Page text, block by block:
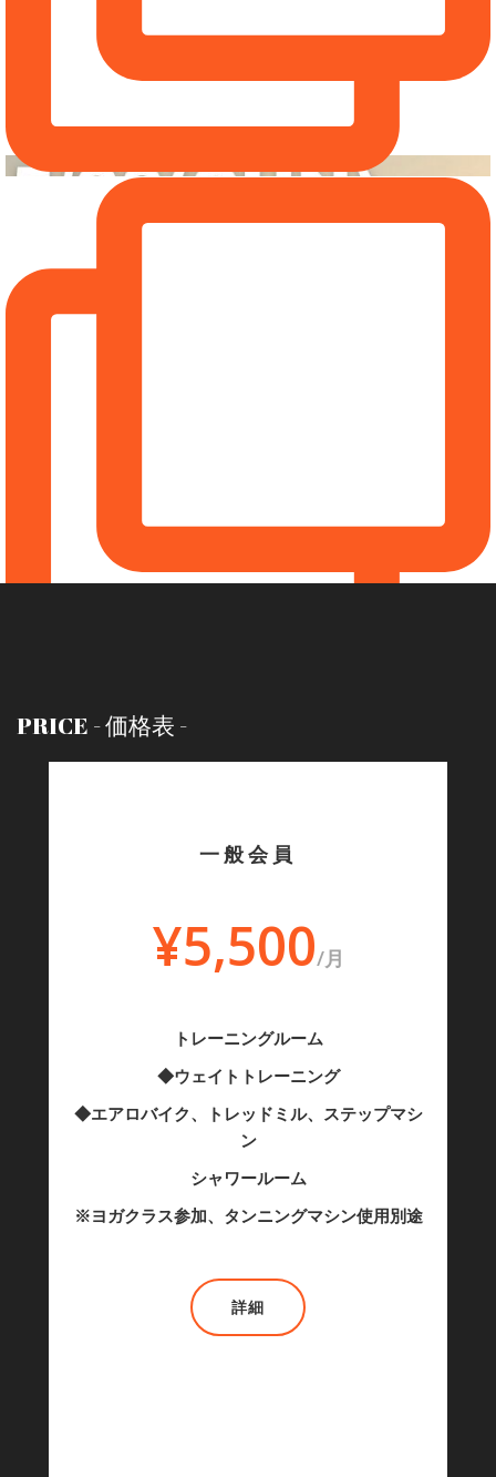
PRICE - 価格表 -
一般会員
¥5,500/月
トレーニングルーム
◆ウェイトトレーニング
◆エアロバイク、トレッドミル、ステップマシ
ン
シャワールーム
※ヨガクラス参加、タンニングマシン使用別途
詳細